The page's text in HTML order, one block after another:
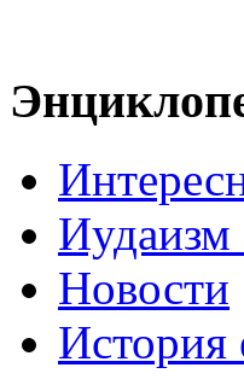
Иудаизм
Новости
История